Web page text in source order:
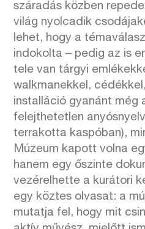
száradás közben
világ nyolcadik
lehet, hogy a
indokolta – pedig az is
tele van tárgyi
walkmanekkel,
installáció gyanánt még
felejthetetlen
terrakotta kaspóban),
Múzeum kapott volna
hanem egy őszinte
vezérelhette a kurátori
egy köztes olvasat: a
mutatja fel, hogy mit